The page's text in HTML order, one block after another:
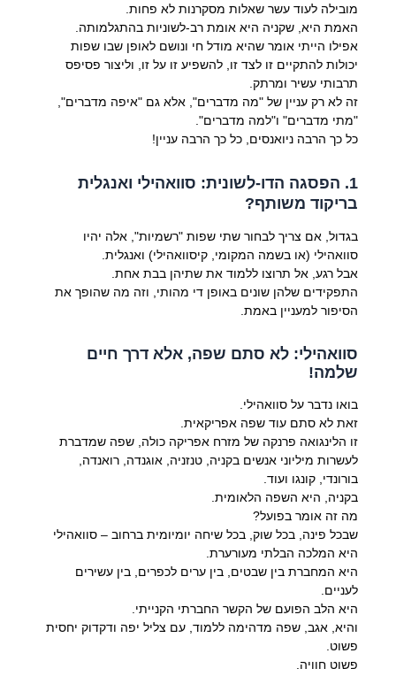
מובילה לעוד עשר שאלות מסקרנות לא פחות.
האמת היא, שקניה היא אומת רב-לשוניות בהתגלמותה.
אפילו הייתי אומר שהיא מודל חי ונושם לאופן שבו שפות
יכולות להתקיים זו לצד זו, להשפיע זו על זו, וליצור פסיפס
תרבותי עשיר ומרתק.
זה לא רק עניין של "מה מדברים", אלא גם "איפה מדברים",
"מתי מדברים" ו"למה מדברים".
כל כך הרבה ניואנסים, כל כך הרבה עניין!
1. הפסגה הדו-לשונית: סוואהילי ואנגלית
בריקוד משותף?
בגדול, אם צריך לבחור שתי שפות "רשמיות", אלה יהיו
סוואהילי (או בשמה המקומי, קיסוואהילי) ואנגלית.
אבל רגע, אל תרוצו ללמוד את שתיהן בבת אחת.
התפקידים שלהן שונים באופן די מהותי, וזה מה שהופך את
הסיפור למעניין באמת.
סוואהילי: לא סתם שפה, אלא דרך חיים
שלמה!
בואו נדבר על סוואהילי.
זאת לא סתם עוד שפה אפריקאית.
זו הלינגואה פרנקה של מזרח אפריקה כולה, שפה שמדברת
לעשרות מיליוני אנשים בקניה, טנזניה, אוגנדה, רואנדה,
בורונדי, קונגו ועוד.
בקניה, היא השפה הלאומית.
מה זה אומר בפועל?
שבכל פינה, בכל שוק, בכל שיחה יומיומית ברחוב – סוואהילי
היא המלכה הבלתי מעורערת.
היא המחברת בין שבטים, בין ערים לכפרים, בין עשירים
לעניים.
היא הלב הפועם של הקשר החברתי הקנייתי.
והיא, אגב, שפה מדהימה ללמוד, עם צליל יפה ודקדוק יחסית
פשוט.
פשוט חוויה.